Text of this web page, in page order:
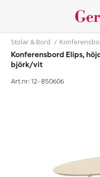
Stolar & Bord /
Konferensbord Elips,
björk/vit
Art.nr: 12-850606